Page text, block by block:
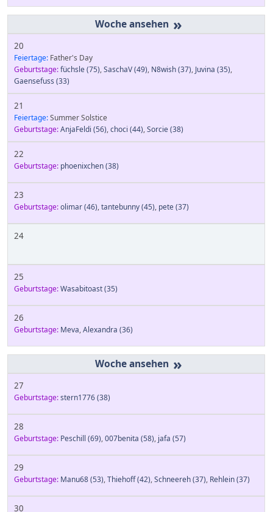
»
20
Feiertage: Father's Day
Geburtstage:füchsle(75),SaschaV(49), N8wish(37), Juvina (35),
Gaensefuss (33)
21
Feiertage:Summer Solstice
Geburtstage:AnjaFeldi (56),choci (44),Sorcie(38)
22
Geburtstage: phoenixchen(38)
23
Geburtstage:olimar(46),tantebunny(45), pete(37)
24
25
Geburtstage:Wasabitoast(35)
26
Geburtstage: Meva,Alexandra (36)
»
27
Geburtstage:stern1776(38)
28
Geburtstage: Peschill (69),007benita (58), jafa (57)
29
Geburtstage: Manu68(53),Thiehoff(42),Schneereh(37), Rehlein(37)
30